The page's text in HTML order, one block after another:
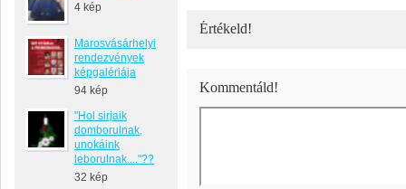
4 kép
Marosvásárhelyi
rendezvények
képgalériája
94 kép
"Hol sirjaik
domborulnak,
unokáink
leborulnak...."??
32 kép
Értékeld!
Kommentáld!